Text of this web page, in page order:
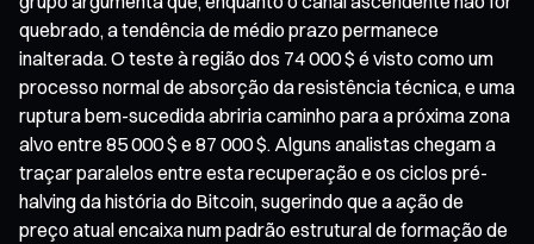
quebrado, a tendência de médio prazo permanece
inalterada. O teste à região dos 74 000 $ é visto como um
processo normal de absorção da resistência técnica, e uma
ruptura bem-sucedida abriria caminho para a próxima zona
alvo entre 85 000 $ e 87 000 $. Alguns analistas chegam a
traçar paralelos entre esta recuperação e os ciclos pré-
halving da história do Bitcoin, sugerindo que a ação de
preço atual encaixa num padrão estrutural de formação de